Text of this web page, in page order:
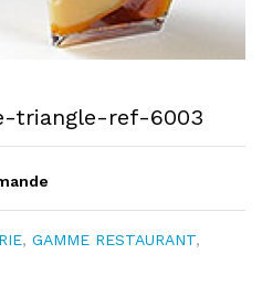
triangle-ref-6003
, GAMME RESTAURANT,